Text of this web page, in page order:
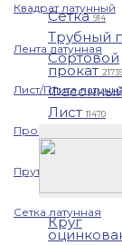
Квадрат латунный
Лента латунная
Лист/Плита
Проволока
Пруток латунный
Сетка латунная
Сетка914
Сортовой
прокат
Лист11470
Круг